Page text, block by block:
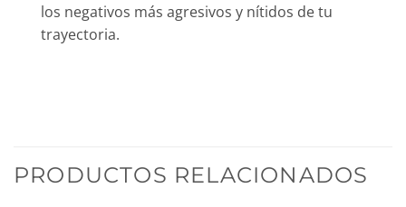
los negativos más agresivos y nítidos de tu
trayectoria.
PRODUCTOS RELACIONADOS